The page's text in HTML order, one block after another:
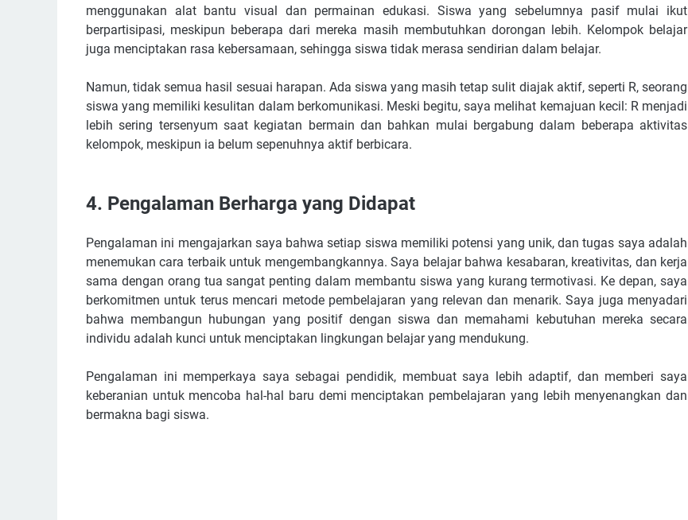
menggunakan alat bantu visual dan permainan edukasi. Siswa yang sebelumnya pasif mulai ikut
berpartisipasi, meskipun beberapa dari mereka masih membutuhkan dorongan lebih. Kelompok belajar
juga menciptakan rasa kebersamaan, sehingga siswa tidak merasa sendirian dalam belajar.
Namun, tidak semua hasil sesuai harapan. Ada siswa yang masih tetap sulit diajak aktif, seperti R, seorang
siswa yang memiliki kesulitan dalam berkomunikasi. Meski begitu, saya melihat kemajuan kecil: R menjadi
lebih sering tersenyum saat kegiatan bermain dan bahkan mulai bergabung dalam beberapa aktivitas
kelompok, meskipun ia belum sepenuhnya aktif berbicara.
4. Pengalaman Berharga yang Didapat
Pengalaman ini mengajarkan saya bahwa setiap siswa memiliki potensi yang unik, dan tugas saya adalah
menemukan cara terbaik untuk mengembangkannya. Saya belajar bahwa kesabaran, kreativitas, dan kerja
sama dengan orang tua sangat penting dalam membantu siswa yang kurang termotivasi. Ke depan, saya
berkomitmen untuk terus mencari metode pembelajaran yang relevan dan menarik. Saya juga menyadari
bahwa membangun hubungan yang positif dengan siswa dan memahami kebutuhan mereka secara
individu adalah kunci untuk menciptakan lingkungan belajar yang mendukung.
Pengalaman ini memperkaya saya sebagai pendidik, membuat saya lebih adaptif, dan memberi saya
keberanian untuk mencoba hal-hal baru demi menciptakan pembelajaran yang lebih menyenangkan dan
bermakna bagi siswa.